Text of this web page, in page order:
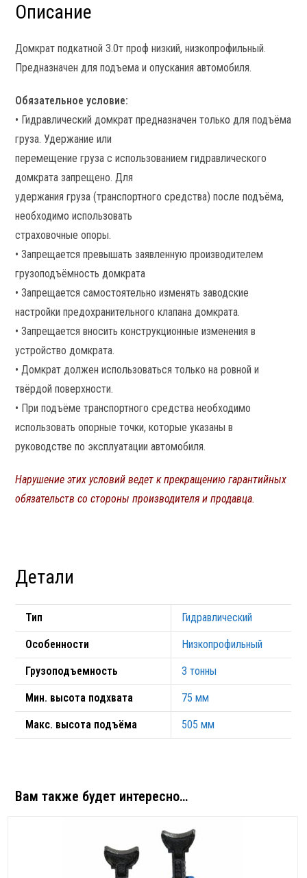
Описание
Домкрат подкатной 3.0т проф низкий, низкопрофильный.
Предназначен для подъема и опускания автомобиля.
Обязательное условие:
• Гидравлический домкрат предназначен только для подъёма
груза. Удержание или
перемещение груза с использованием гидравлического
домкрата запрещено. Для
удержания груза (транспортного средства) после подъёма,
необходимо использовать
страховочные опоры.
• Запрещается превышать заявленную производителем
грузоподъёмность домкрата
• Запрещается самостоятельно изменять заводские
настройки предохранительного клапана домкрата.
• Запрещается вносить конструкционные изменения в
устройство домкрата.
• Домкрат должен использоваться только на ровной и
твёрдой поверхности.
• При подъёме транспортного средства необходимо
использовать опорные точки, которые указаны в
руководстве по эксплуатации автомобиля.
Нарушение этих условий ведет к прекращению гарантийных
обязательств со стороны производителя и продавца.
Детали
Тип Гидравлический
Особенности Низкопрофильный
Грузоподъемность 3 тонны
Мин. высота подхвата 75 мм
Макс. высота подъёма 505 мм
Вам также будет интересно…